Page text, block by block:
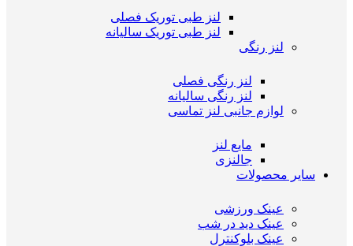
لنز طبی توریک فصلی
لنز طبی توریک سالیانه
لنز رنگی
لنز رنگی فصلی
لنز رنگی سالیانه
لوازم جانبی لنز تماسی
مایع لنز
جالنزی
سایر محصولات
عینک ورزشی
عینک دید در شب
عینک بلوکنترل